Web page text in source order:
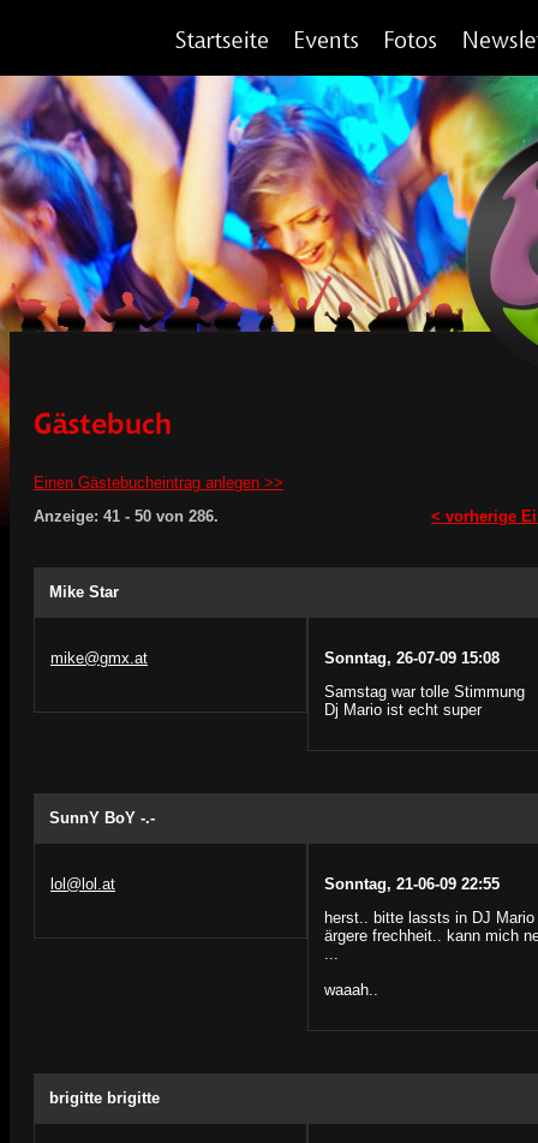
Einen Gästebucheintrag anlegen >>
Anzeige: 41 - 50 von 286. < vorherige
Mike Star
mike@gmx.at
Sonntag, 26-07-09 15:08
Samstag war tolle Stimmung
Dj Mario ist echt super
SunnY BoY -.-
lol@lol.at
Sonntag, 21-06-09 22:55
herst.. bitte lassts in DJ
ärgere frechheit.. kann mich
...
waaah..
brigitte brigitte